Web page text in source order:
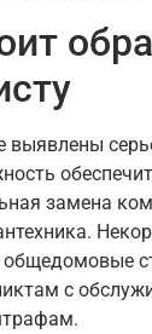
выявлены
замена
с